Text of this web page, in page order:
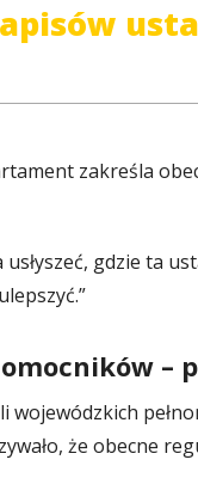
zakreśla
usłyszeć, gdzie ta
–
wojewódzkich
że obecne